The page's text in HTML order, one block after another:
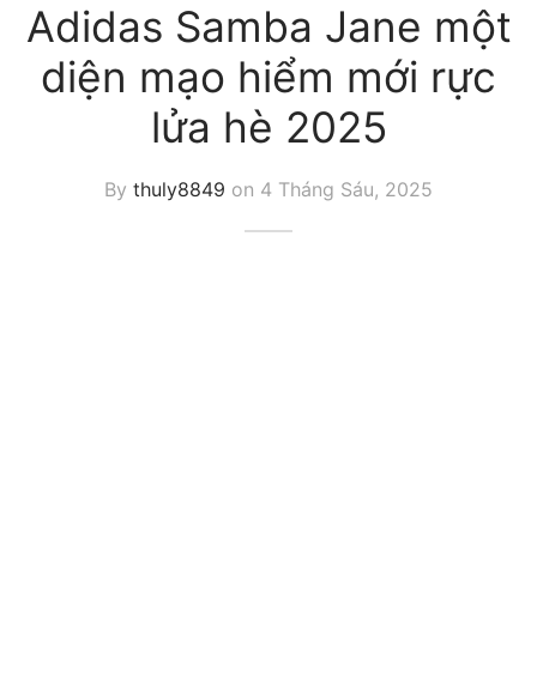
Adidas Samba Jane một
diện mạo hiểm mới rực
lửa hè 2025
By thuly8849 on 4 Tháng Sáu, 2025